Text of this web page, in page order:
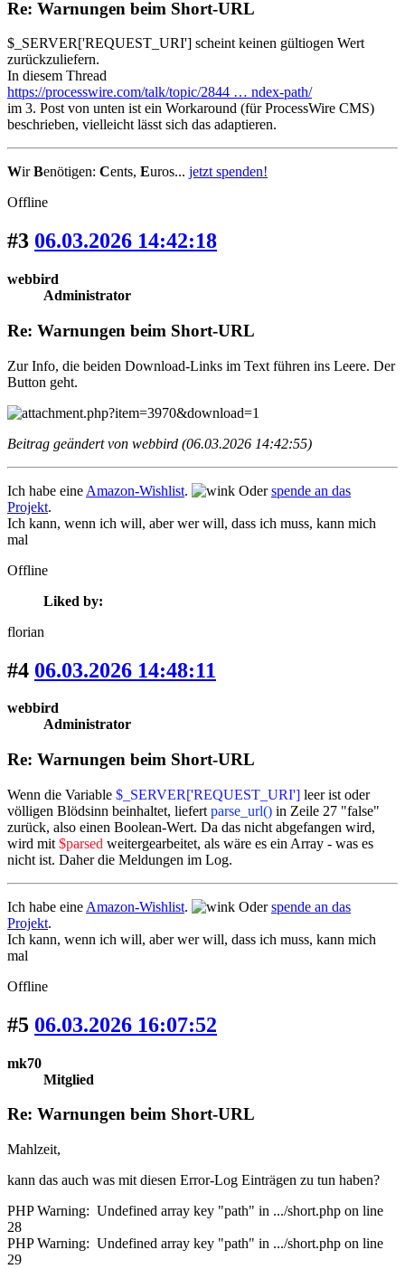
Re: Warnungen beim Short-URL
$_SERVER['REQUEST_URI'] scheint keinen gültiogen Wert
zurückzuliefern.
In diesem Thread
https://processwire.com/talk/topic/2844 … ndex-path/
im 3. Post von unten ist ein Workaround (für ProcessWire CMS)
beschrieben, vielleicht lässt sich das adaptieren.
WirBenötigen: Cents, Euros... jetzt spenden!
Offline
#3 06.03.2026 14:42:18
webbird
Administrator
Re: Warnungen beim Short-URL
Zur Info, die beiden Download-Links im Text führen ins Leere. Der
Button geht.
Beitrag geändert von webbird (06.03.2026 14:42:55)
Ich habe eine Amazon-Wishlist. Oderspende an das
Projekt.
Ich kann, wenn ich will, aber wer will, dass ich muss, kann mich
mal
Offline
Liked by:
florian
#4 06.03.2026 14:48:11
webbird
Administrator
Re: Warnungen beim Short-URL
Wenn die Variable $_SERVER['REQUEST_URI'] leer ist oder
völligen Blödsinn beinhaltet, liefert parse_url() in Zeile 27 "false"
zurück, also einen Boolean-Wert. Da das nicht abgefangen wird,
wird mit $parsed weitergearbeitet, als wäre es ein Array - was es
nicht ist. Daher die Meldungen im Log.
Ich habe eine Amazon-Wishlist. Oderspende an das
Projekt.
Ich kann, wenn ich will, aber wer will, dass ich muss, kann mich
mal
Offline
#5 06.03.2026 16:07:52
mk70
Mitglied
Re: Warnungen beim Short-URL
Mahlzeit,
kann das auch was mit diesen Error-Log Einträgen zu tun haben?
PHP Warning: Undefined array key "path" in .../short.php on line
28
PHP Warning: Undefined array key "path" in .../short.php on line
29